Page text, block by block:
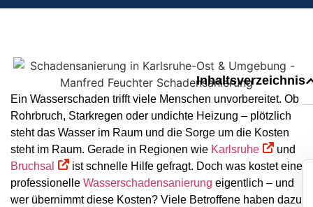
Ein Wasserschaden trifft viele Menschen unvorbereitet. Ob
Rohrbruch, Starkregen oder undichte Heizung – plötzlich
steht das Wasser im Raum und die Sorge um die Kosten
steht im Raum. Gerade in Regionen wie Karlsruhe
und
Bruchsal
ist schnelle Hilfe gefragt. Doch was kostet eine
professionelle Wasserschadensanierung eigentlich – und
wer übernimmt diese Kosten? Viele Betroffene haben dazu
Inhaltsverzeichnis